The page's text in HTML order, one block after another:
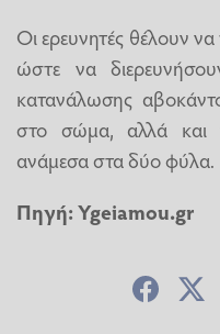
Οι ερευνητές θέλουν
ώστε να
κατανάλωσης
στο σώμα, αλλά και
ανάμεσα στα δύο φύλα.
Πηγή:Ygeiamou.gr